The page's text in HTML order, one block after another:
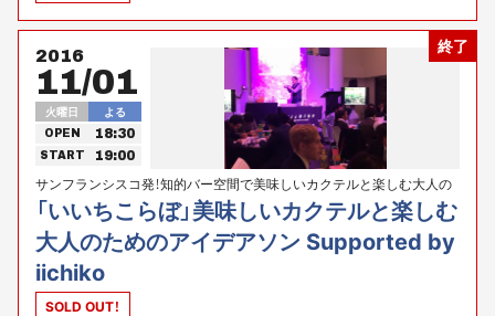
終了
2016
11/01
火曜日 よる
OPEN 18:30
START 19:00
サンフランシスコ発！知的バー空間で美味しいカクテルと楽しむ大人の
ためのアイデアソン、日本初上陸！！
「いいちこらぼ」美味しいカクテルと楽しむ
大人のためのアイデアソン Supported by
iichiko
SOLD OUT！